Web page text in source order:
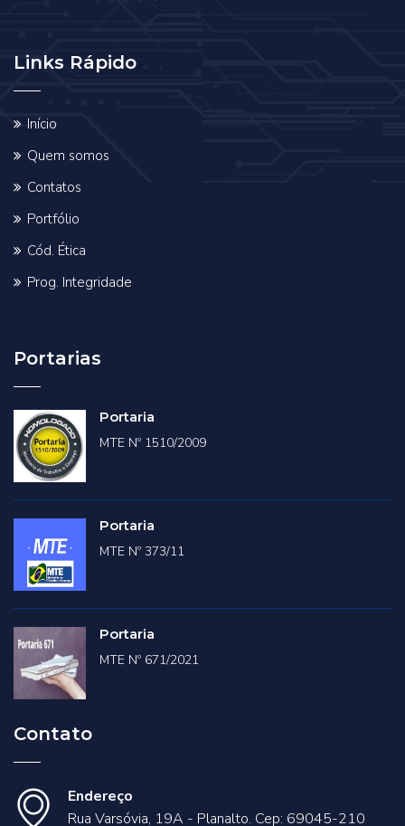
Links Rápido
Início
Quem somos
Contatos
Portfólio
Cód. Ética
Prog. Integridade
Portarias
Portaria
MTE Nº 1510/2009
Portaria
MTE Nº 373/11
Portaria
MTE Nº 671/2021
Contato
Endereço
Rua Varsóvia, 19A - Planalto. Cep: 69045-210